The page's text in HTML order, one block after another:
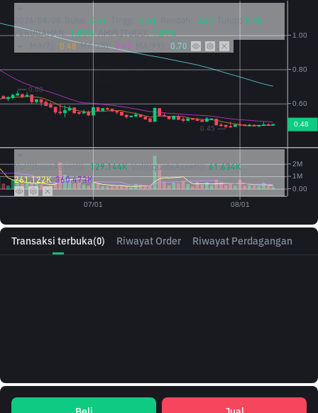
Transaksi terbuka(0) Riwayat Order Riwayat Perdagangan
0.47 0.49 0.47 Tutup: 0.48
PERUBAHAN: 1.05% AMPLITUDO: 1.89%
0.48 MA(25): 0.49 0.70
Vol({{baseAsset}}): 129.144K Vol({{quoteAsset}}) 61.634K
261.122K 360.473K